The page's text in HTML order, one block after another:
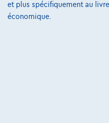
et plus spécifiquement au
économique.